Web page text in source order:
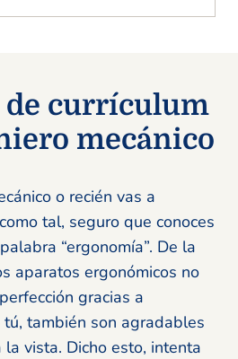
currículum
mecánico
o recién vas a
tal, seguro que conoces
“ergonomía”. De la
aparatos ergonómicos no
gracias a
también son agradables
vista. Dicho esto, intenta